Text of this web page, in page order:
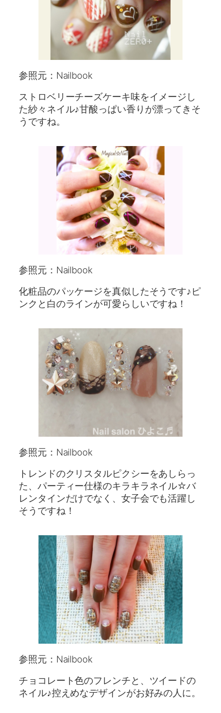
参照元：Nailbook
ストロベリーチーズケーキ味をイメージし
た紗々ネイル♪甘酸っぱい香りが漂ってきそ
うですね。
参照元：Nailbook
化粧品のパッケージを真似したそうです♪ピ
ンクと白のラインが可愛らしいですね！
参照元：Nailbook
トレンドのクリスタルピクシーをあしらっ
た、パーティー仕様のキラキラネイル☆バ
レンタインだけでなく、女子会でも活躍し
そうですね！
参照元：Nailbook
チョコレート色のフレンチと、ツイードの
ネイル♪控えめなデザインがお好みの人に。